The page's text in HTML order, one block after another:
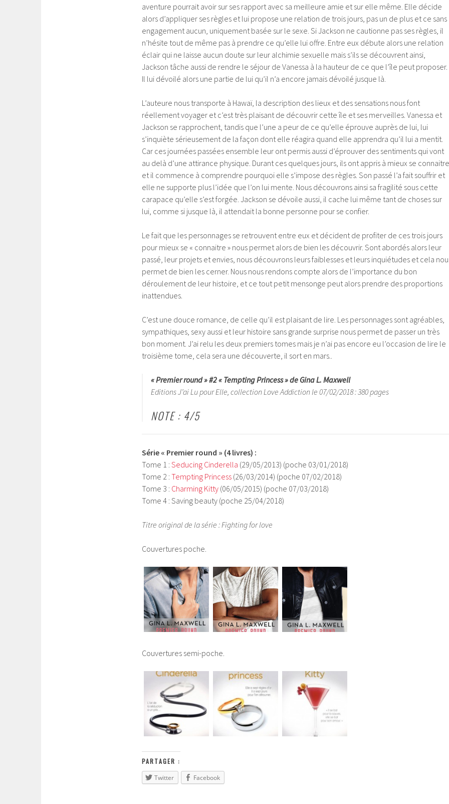
aventure pourrait avoir sur ses rapport avec sa meilleure amie et sur elle même. Elle décide
alors d’appliquer ses règles et lui propose une relation de trois jours, pas un de plus et ce sans
engagement aucun, uniquement basée sur le sexe. Si Jackson ne cautionne pas ses règles, il
n’hésite tout de même pas à prendre ce qu’elle lui offre. Entre eux débute alors une relation
éclair qui ne laisse aucun doute sur leur alchimie sexuelle mais s’ils se découvrent ainsi,
Jackson tâche aussi de rendre le séjour de Vanessa à la hauteur de ce que l’île peut proposer.
Il lui dévoilé alors une partie de lui qu’il n’a encore jamais dévoilé jusque là.
L’auteure nous transporte à Hawaï, la description des lieux et des sensations nous font
réellement voyager et c’est très plaisant de découvrir cette île et ses merveilles. Vanessa et
Jackson se rapprochent, tandis que l’une a peur de ce qu’elle éprouve auprès de lui, lui
s’inquiète sérieusement de la façon dont elle réagira quand elle apprendra qu’il lui a mentit.
Car ces journées passées ensemble leur ont permis aussi d’éprouver des sentiments qui vont
au delà d’une attirance physique. Durant ces quelques jours, ils ont appris à mieux se connaitre
et il commence à comprendre pourquoi elle s’impose des règles. Son passé l’a fait souffrir et
elle ne supporte plus l’idée que l’on lui mente. Nous découvrons ainsi sa fragilité sous cette
carapace qu’elle s’est forgée. Jackson se dévoile aussi, il cache lui même tant de choses sur
lui, comme si jusque là, il attendait la bonne personne pour se confier.
Le fait que les personnages se retrouvent entre eux et décident de profiter de ces trois jours
pour mieux se « connaitre » nous permet alors de bien les découvrir. Sont abordés alors leur
passé, leur projets et envies, nous découvrons leurs faiblesses et leurs inquiétudes et cela
permet de bien les cerner. Nous nous rendons compte alors de l’importance du bon
déroulement de leur histoire, et ce tout petit mensonge peut alors prendre des proportions
inattendues.
C’est une douce romance, de celle qu’il est plaisant de lire. Les personnages sont agréables,
sympathiques, sexy aussi et leur histoire sans grande surprise nous permet de passer un très
bon moment. J’ai relu les deux premiers tomes mais je n’ai pas encore eu l’occasion de lire le
troisième tome, cela sera une découverte, il sort en mars..
« Premier round » #2 « Tempting Princess » de Gina L. Maxwell
Editions J’ai Lu pour Elle, collection Love Addiction le 07/02/2018 : 380 pages
NOTE : 4/5
Série « Premier round » (4 livres) :
Tome 1 : Seducing Cinderella (29/05/2013) (poche 03/01/2018)
Tome 2 : Tempting Princess (26/03/2014) (poche 07/02/2018)
Tome 3 : Charming Kitty (06/05/2015) (poche 07/03/2018)
Tome 4 : Saving beauty (poche 25/04/2018)
Titre original de la série : Fighting for love
Couvertures poche.
Couvertures semi-poche.
PARTAGER :
Twitter
Facebook